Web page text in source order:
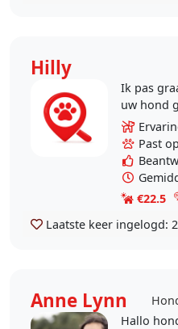
Hilly
Ik pas
uw hond
Past
€22.5
Laatste keer ingelogd:
Anne Lynn
Hallo